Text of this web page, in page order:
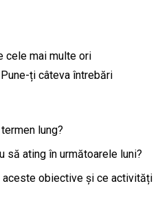
cele mai multe ori
ți câteva întrebări
lung?
să ating în următoarele luni?
obiective și ce activități